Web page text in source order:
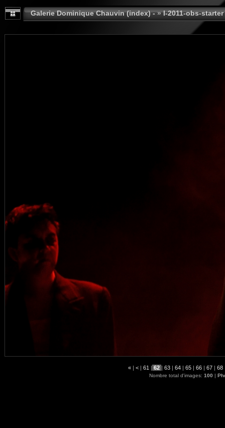
Galerie Dominique Chauvin (index) -»I-2011-obs-starter
« | < | 61 | 62 | 63 | 64 | 65 | 66 | 67 | 68
Nombre total d'images: 100 |